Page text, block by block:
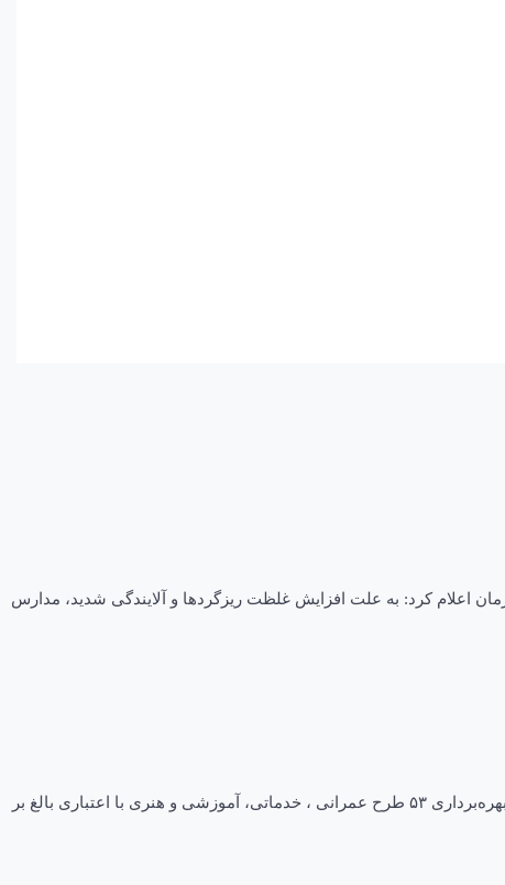
اداره‌کل آموزش و پرورش استان کرمان اعلام کرد: به علت افزایش غلظت ریزگردها و آلایندگی شدید، مدارس
فرماندار فهرج از افتتاح و کلنگ زنی ۵۳ طرح در این شهرستان خبر داد تاریخ انتشار ۰۸:۵۵ – ۱۲ بهمن ۱۴۰۱ فرماندار فهرج از افتتاح ، کلنگ زنی و بهره‌برداری ۵۳ طرح عمرانی ، خدماتی، آموزشی و هنری با اعتباری بالغ بر